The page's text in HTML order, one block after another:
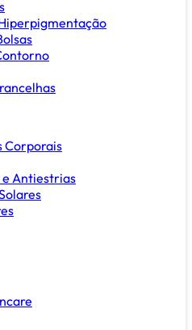
Corporais
Antiestrias